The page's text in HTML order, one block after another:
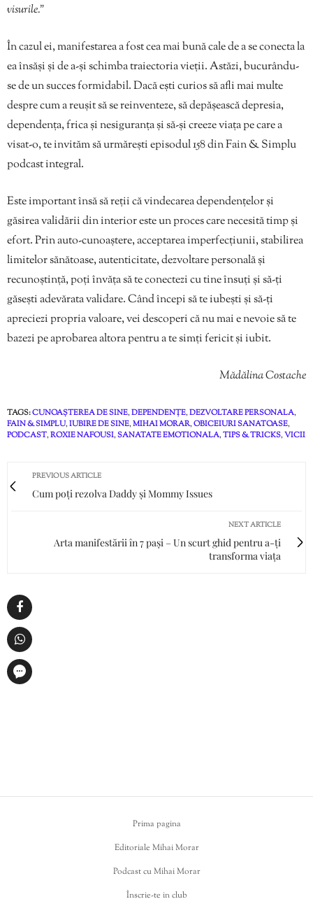
visurile.”
În cazul ei, manifestarea a fost cea mai bună cale de a se conecta la
ea însăși și de a-și schimba traiectoria vieții. Astăzi, bucurându-
se de un succes formidabil. Dacă ești curios să afli mai multe
despre cum a reușit să se reinventeze, să depășească depresia,
dependența, frica și nesiguranța și să-și creeze viața pe care a
visat-o, te invităm să urmărești episodul 158 din Fain & Simplu
podcast integral.
Este important însă să reții că vindecarea dependențelor și
găsirea validării din interior este un proces care necesită timp și
efort. Prin auto-cunoaștere, acceptarea imperfecțiunii, stabilirea
limitelor sănătoase, autenticitate, dezvoltare personală și
recunoștință, poți învăța să te conectezi cu tine însuți și să-ți
găsești adevărata validare. Când începi să te iubești și să-ți
apreciezi propria valoare, vei descoperi că nu mai e nevoie să te
bazezi pe aprobarea altora pentru a te simți fericit și iubit.
Mădălina Costache
TAGS:CUNOAȘTEREA DE SINE,DEPENDENȚE,DEZVOLTARE PERSONALA,
FAIN & SIMPLU,IUBIRE DE SINE,MIHAI MORAR,OBICEIURI SANATOASE,
PODCAST,ROXIE NAFOUSI,SANATATE EMOTIONALA,TIPS & TRICKS,VICII
PREVIOUS ARTICLE
Cum poți rezolva Daddy și Mommy Issues
NEXT ARTICLE
Arta manifestării în 7 pași – Un scurt ghid pentru a-ți
transforma viața
Prima pagina
Editoriale Mihai Morar
Podcast cu Mihai Morar
Înscrie-te in club